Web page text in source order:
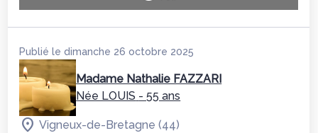
Publié le dimanche 26 octobre 2025
Madame Nathalie FAZZARI
Née LOUIS - 55 ans
Vigneux-de-Bretagne (44)